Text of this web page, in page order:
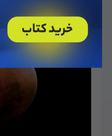
تصویر کامپوزیت از پدیده